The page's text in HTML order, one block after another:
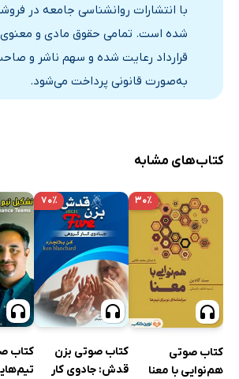
با انتشارات روانشناسی جامعه در
شده است. تمامی حقوق مادی و معنوی
قرارداد رعایت شده و سهم ناشر و
به‌صورت قانونی پرداخت می‌شود.
کتاب‌های مشابه
۳۰٪
کتاب صوتی
هم‌نوایی با معنا
۷۰٪
کتاب صوتی بزن
قدش: جادوی کار
کتاب